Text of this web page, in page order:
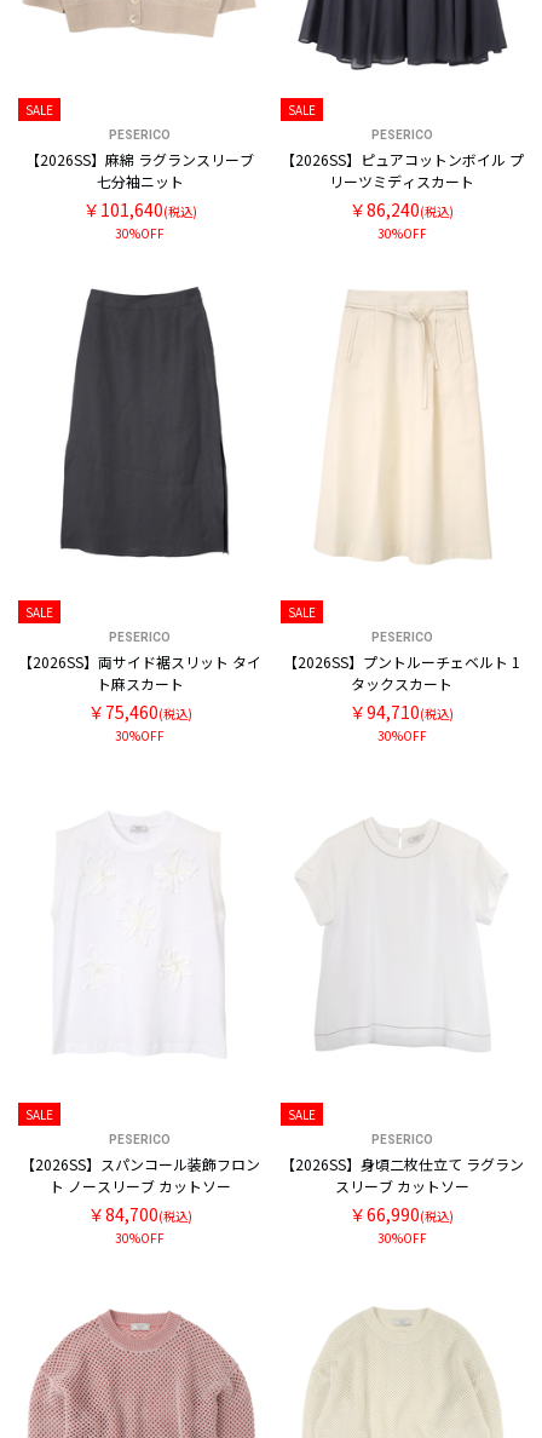
SALE
PESERICO
【2026SS】麻綿 ラグランスリーブ
七分袖ニット
￥101,640(税込)
30%OFF
SALE
PESERICO
【2026SS】ピュアコットンボイル プ
リーツミディスカート
￥86,240(税込)
30%OFF
SALE
PESERICO
【2026SS】両サイド裾スリット タイ
ト麻スカート
￥75,460(税込)
30%OFF
SALE
PESERICO
【2026SS】プントルーチェベルト 1
タックスカート
￥94,710(税込)
30%OFF
SALE
PESERICO
【2026SS】スパンコール装飾フロン
ト ノースリーブ カットソー
￥84,700(税込)
30%OFF
SALE
PESERICO
【2026SS】身頃二枚仕立て ラグラン
スリーブ カットソー
￥66,990(税込)
30%OFF